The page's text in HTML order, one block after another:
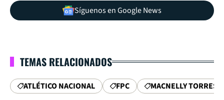
Síguenos en Google News
TEMAS RELACIONADOS
ATLÉTICO NACIONAL FPC MACNELLY TORRES